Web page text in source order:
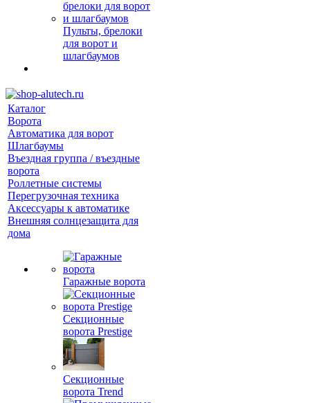
Пульты, брелоки
для ворот и
шлагбаумов
Каталог
Ворота
Автоматика для ворот
Шлагбаумы
Въездная группа / въездные
ворота
Роллетные системы
Перегрузочная техника
Аксессуары к автоматике
Внешняя солнцезащита для
дома
Гаражные ворота
Секционные
ворота Prestige
Секционные
ворота Trend